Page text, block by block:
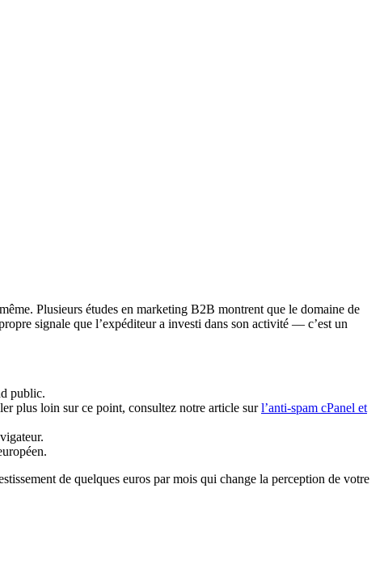
Plusieurs études en marketing B2B montrent que le domaine de
signale que l’expéditeur a investi dans son activité — c’est un
public.
plus loin sur ce point, consultez notre article surl’anti-spam cPanel et
de quelques euros par mois qui change la perception de votre